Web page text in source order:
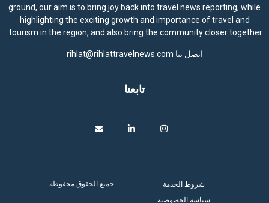
ground, our aim is to bring joy back into travel news reporting, while
highlighting the exciting growth and importance of travel and
tourism in the region, and also bring the community closer together.
اتصل بنا rihlat@rihlattravelnews.com
تابعنا
جميع الحقوق محفوظة.
شروط الخدمة
سياسة الخصوصية